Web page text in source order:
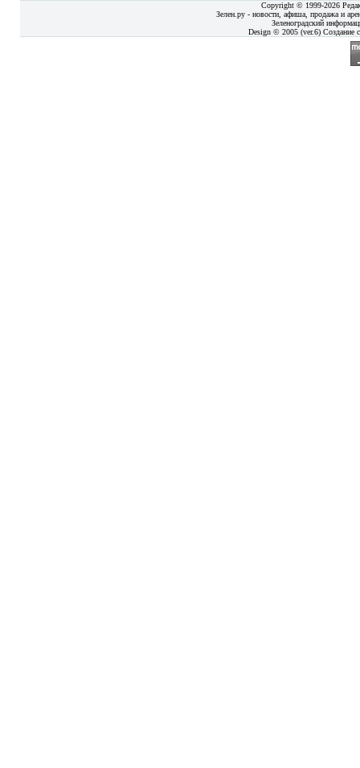
Copyright © 1999-2026
Зелен.ру - новости, афиша, продажа и
Зеленоградский
Design © 2005 (ver.6) Создание